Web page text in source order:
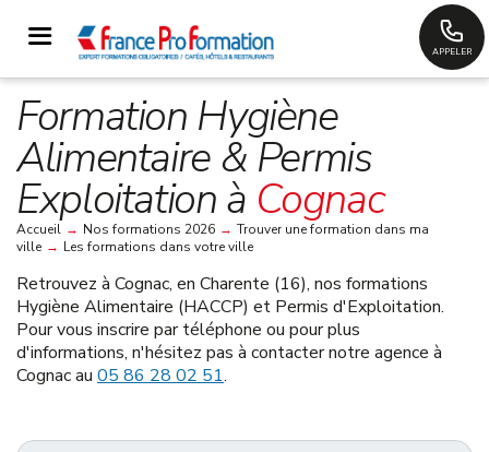
APPELER
Formation Hygiène
Alimentaire & Permis
Exploitation à Cognac
Accueil → Nos formations 2026 → Trouver une formation dans ma
ville → Les formations dans votre ville
Retrouvez à Cognac, en Charente (16), nos formations
Hygiène Alimentaire (HACCP) et Permis d'Exploitation.
Pour vous inscrire par téléphone ou pour plus
d'informations, n'hésitez pas à contacter notre agence à
Cognac au 05 86 28 02 51.